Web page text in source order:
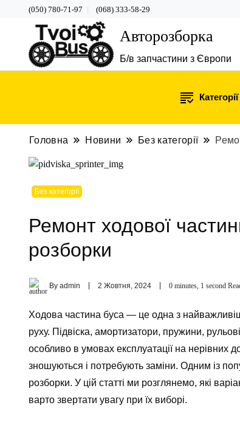
(050) 780-71-97 (068) 333-58-29
Авторозборка
Б/в запчастини з Європи
Категорії
Головна Новини Без категорії
Без категорії
Ремонт ходової
розборки
By admin 2 Жовтня, 2024 0 minutes, 1 second
Ходова частина буса — це одна з
руху. Підвіска, амортизатори, пружини,
особливо в умовах експлуатації на нерівних
зношуються і потребують заміни. Одним із
розборки. У цій статті ми розглянемо, які
варто звертати увагу при їх виборі.